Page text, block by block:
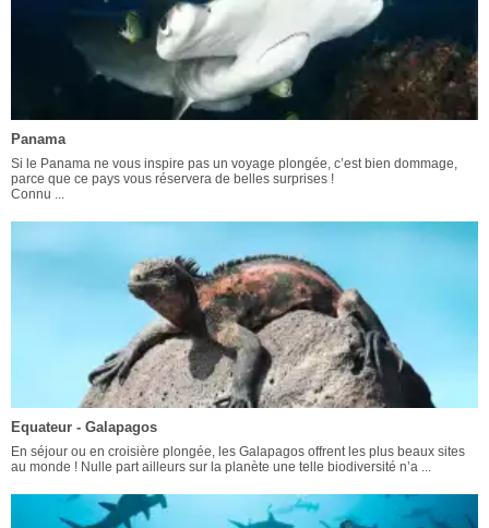
Panama
Si le Panama ne vous inspire pas un voyage plongée, c’est bien dommage,
parce que ce pays vous réservera de belles surprises !
Connu ...
Equateur - Galapagos
En séjour ou en croisière plongée, les Galapagos offrent les plus beaux sites
au monde ! Nulle part ailleurs sur la planète une telle biodiversité n’a ...